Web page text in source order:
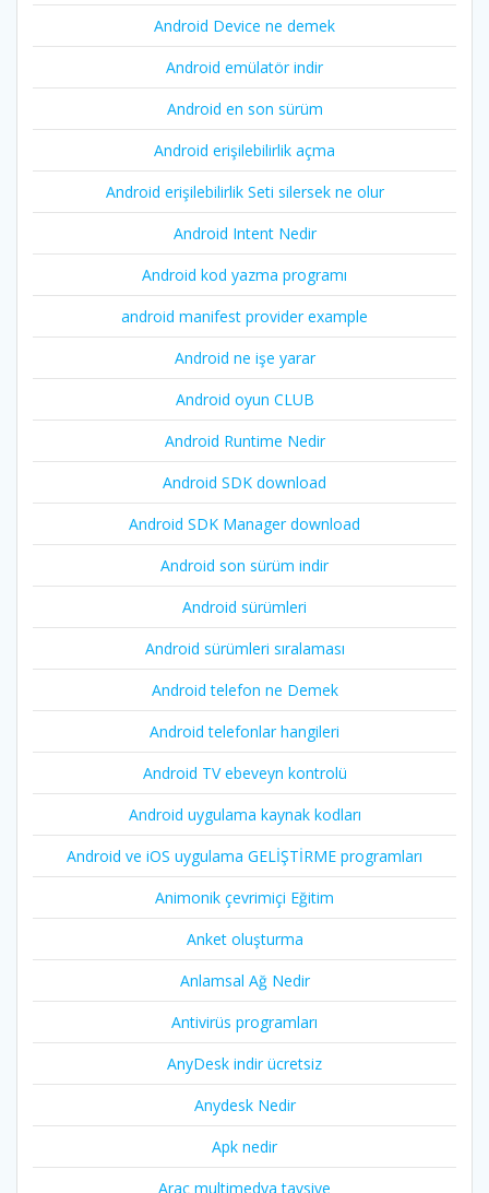
Android Device ne demek
Android emülatör indir
Android en son sürüm
Android erişilebilirlik açma
Android erişilebilirlik Seti silersek ne olur
Android Intent Nedir
Android kod yazma programı
android manifest provider example
Android ne işe yarar
Android oyun CLUB
Android Runtime Nedir
Android SDK download
Android SDK Manager download
Android son sürüm indir
Android sürümleri
Android sürümleri sıralaması
Android telefon ne Demek
Android telefonlar hangileri
Android TV ebeveyn kontrolü
Android uygulama kaynak kodları
Android ve iOS uygulama GELİŞTİRME programları
Animonik çevrimiçi Eğitim
Anket oluşturma
Anlamsal Ağ Nedir
Antivirüs programları
AnyDesk indir ücretsiz
Anydesk Nedir
Apk nedir
Araç multimedya tavsiye